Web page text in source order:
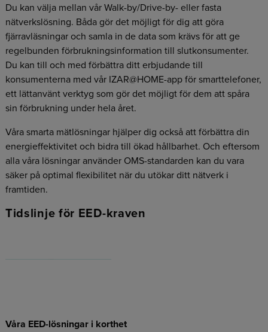
Du kan välja mellan vår Walk-by/Drive-by- eller fasta
nätverkslösning. Båda gör det möjligt för dig att göra
fjärravläsningar och samla in de data som krävs för att ge
regelbunden förbrukningsinformation till slutkonsumenter.
Du kan till och med förbättra ditt erbjudande till
konsumenterna med vår IZAR@HOME-app för smarttelefoner,
ett lättanvänt verktyg som gör det möjligt för dem att spåra
sin förbrukning under hela året.
Våra smarta mätlösningar hjälper dig också att förbättra din
energieffektivitet och bidra till ökad hållbarhet. Och eftersom
alla våra lösningar använder OMS-standarden kan du vara
säker på optimal flexibilitet när du utökar ditt nätverk i
framtiden.
Tidslinje för EED-kraven
Våra EED-lösningar i korthet